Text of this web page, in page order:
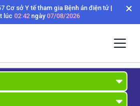
Cơ sở Y tế tham gia Bệnh án điện tử |
lúc 02:42ngày 07/08/2026